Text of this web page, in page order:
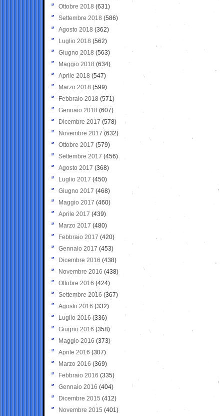
Ottobre 2018 (631)
Settembre 2018 (586)
Agosto 2018 (362)
Luglio 2018 (562)
Giugno 2018 (563)
Maggio 2018 (634)
Aprile 2018 (547)
Marzo 2018 (599)
Febbraio 2018 (571)
Gennaio 2018 (607)
Dicembre 2017 (578)
Novembre 2017 (632)
Ottobre 2017 (579)
Settembre 2017 (456)
Agosto 2017 (368)
Luglio 2017 (450)
Giugno 2017 (468)
Maggio 2017 (460)
Aprile 2017 (439)
Marzo 2017 (480)
Febbraio 2017 (420)
Gennaio 2017 (453)
Dicembre 2016 (438)
Novembre 2016 (438)
Ottobre 2016 (424)
Settembre 2016 (367)
Agosto 2016 (332)
Luglio 2016 (336)
Giugno 2016 (358)
Maggio 2016 (373)
Aprile 2016 (307)
Marzo 2016 (369)
Febbraio 2016 (335)
Gennaio 2016 (404)
Dicembre 2015 (412)
Novembre 2015 (401)